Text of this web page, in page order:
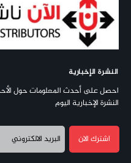
النشرة الإخبارية
احصل على أحدث المعلومات حول
النشرة الإخبارية اليوم